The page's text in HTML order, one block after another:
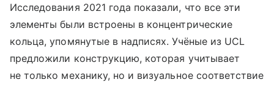
Исследования 2021 года показали, что все эти
элементы были встроены в концентрические
кольца, упомянутые в надписях. Учёные из UCL
предложили конструкцию, которая учитывает
не только механику, но и визуальное соответствие